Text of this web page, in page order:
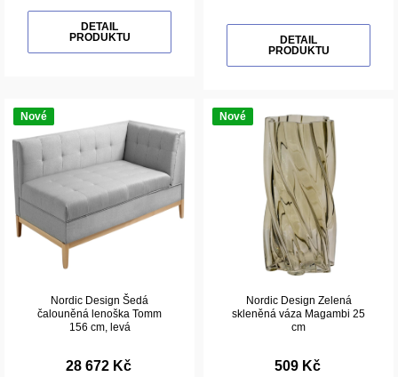
DETAIL
PRODUKTU
DETAIL
PRODUKTU
Nové
Nordic Design Šedá
čalouněná lenoška Tomm
156 cm, levá
28 672 Kč
Nové
Nordic Design Zelená
skleněná váza Magambi 25
cm
509 Kč